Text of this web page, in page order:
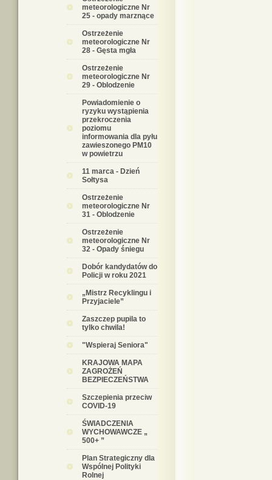
meteorologiczne Nr
25 - opady marznące
Ostrzeżenie
meteorologiczne Nr
28 - Gęsta mgła
Ostrzeżenie
meteorologiczne Nr
29 - Oblodzenie
Powiadomienie o
ryzyku wystąpienia
przekroczenia
poziomu
informowania dla pyłu
zawieszonego PM10
w powietrzu
11 marca - Dzień
Sołtysa
Ostrzeżenie
meteorologiczne Nr
31 - Oblodzenie
Ostrzeżenie
meteorologiczne Nr
32 - Opady śniegu
Dobór kandydatów do
Policji w roku 2021
„Mistrz Recyklingu i
Przyjaciele”
Zaszczep pupila to
tylko chwila!
"Wspieraj Seniora"
KRAJOWA MAPA
ZAGROŻEŃ
BEZPIECZEŃSTWA
Szczepienia przeciw
COVID-19
ŚWIADCZENIA
WYCHOWAWCZE „
500+ ”
Plan Strategiczny dla
Wspólnej Polityki
Rolnej